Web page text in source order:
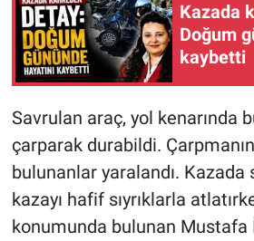
Kazada
Doğum
kaybetti
Savrulan araç, yol kenarında
çarparak durabildi.
bulunanlar yaralandı. Kazada
kazayı hafif sıyrıklarla
konumunda bulunan Mustafa